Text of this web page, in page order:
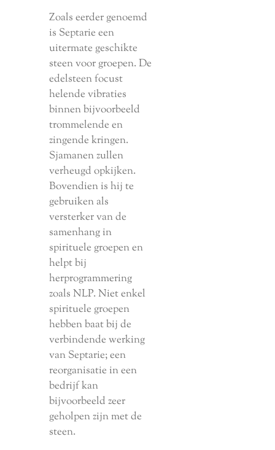
Zoals eerder genoemd
is Septarie een
uitermate geschikte
steen voor groepen. De
edelsteen focust
helende vibraties
binnen bijvoorbeeld
trommelende en
zingende kringen.
Sjamanen zullen
verheugd opkijken.
Bovendien is hij te
gebruiken als
versterker van de
samenhang in
spirituele groepen en
helpt bij
herprogrammering
zoals NLP. Niet enkel
spirituele groepen
hebben baat bij de
verbindende werking
van Septarie; een
reorganisatie in een
bedrijf kan
bijvoorbeeld zeer
geholpen zijn met de
steen.